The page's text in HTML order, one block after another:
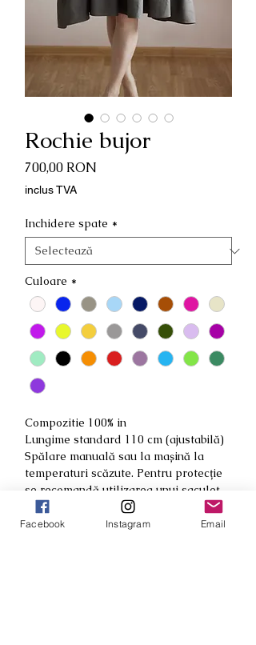
Rochie bujor
700,00 RON
inclus TVA
Inchidere spate *
Culoare *
Compozitie 100% in
Lungime standard 110 cm (ajustabilă)
Spălare manuală sau la mașină la
temperaturi scăzute. Pentru protecție
se recomandă utilizarea unui saculeț
special.
Nu uscați în uscător
Facebook Instagram Email